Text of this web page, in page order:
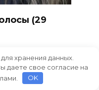
(29
хранения данных.
даете свое согласие на
OK